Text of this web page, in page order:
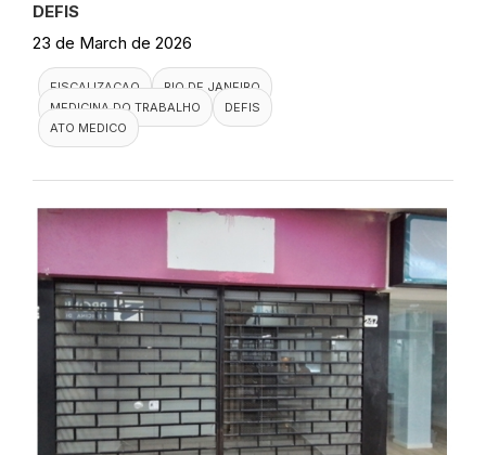
DEFIS
23 de March de 2026
FISCALIZACAO
RIO DE JANEIRO
MEDICINA DO TRABALHO
DEFIS
ATO MEDICO